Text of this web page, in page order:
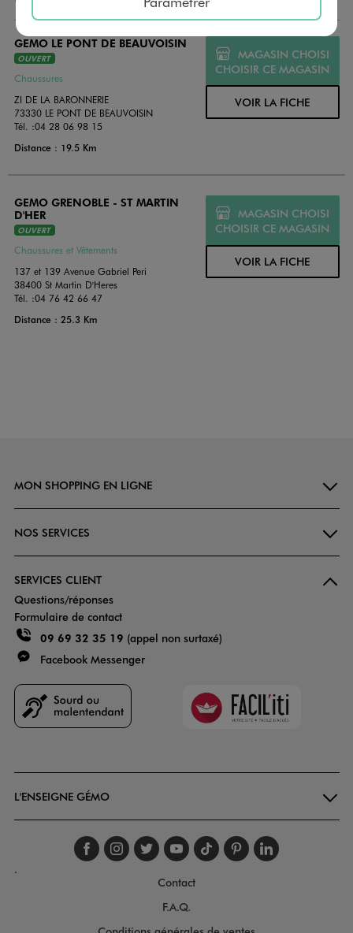
GEMO LE PONT DE BEAUVOISIN
OUVERT
Chaussures
ZI DE LA BARONNERIE
73330 LE PONT DE BEAUVOISIN
Tél. :04 28 06 98 15
Distance : 19.5 Km
MAGASIN CHOISI
CHOISIR CE MAGASIN
VOIR LA FICHE
GEMO GRENOBLE - ST MARTIN
D'HER
OUVERT
Chaussures et Vêtements
137 et 139 Avenue Gabriel Peri
38400 St Martin D'Heres
Tél. :04 76 42 66 47
Distance : 25.3 Km
MAGASIN CHOISI
CHOISIR CE MAGASIN
VOIR LA FICHE
MON SHOPPING EN LIGNE
NOS SERVICES
SERVICES CLIENT
Questions/réponses
Formulaire de contact
09 69 32 35 19 (appel non surtaxé)
Facebook Messenger
Faciliti
L'ENSEIGNE GÉMO
Suivez-nous sur
Suivez-nous sur
Suivez-nous sur
Suivez-nous
Suivez-nous
Suivez-
.
Contact
F.A.Q.